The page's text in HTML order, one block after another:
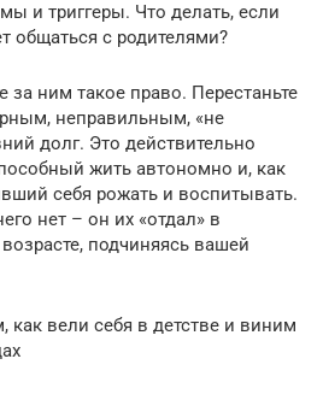
и триггеры. Что делать, если
общаться с родителями?
за ним такое право. Перестаньте
неправильным, «не
долг. Это действительно
жить автономно и, как
себя рожать и воспитывать.
нет – он их «отдал» в
подчиняясь вашей
как вели себя в детстве и виним